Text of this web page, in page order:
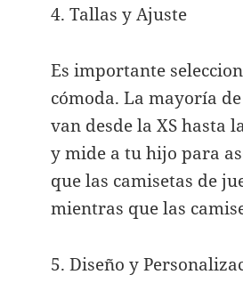
4. Tallas y Ajuste
Es importante
cómoda. La mayoría
van desde la XS hasta
y mide a tu hijo para
que las camisetas de
mientras que las
5. Diseño y